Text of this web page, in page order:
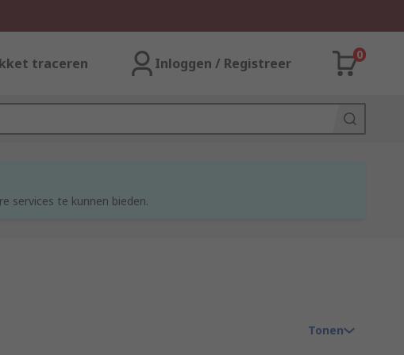
traceren Inloggen / Registreer
0
services te kunnen bieden.
Tonen